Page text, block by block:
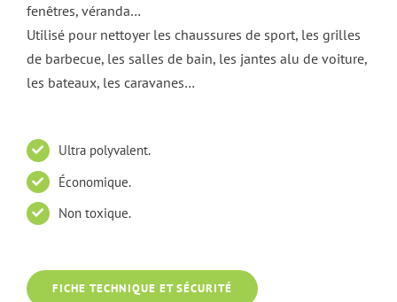
fenêtres, véranda…
Utilisé pour nettoyer les chaussures de sport, les grilles
de barbecue, les salles de bain, les jantes alu de voiture,
les bateaux, les caravanes…
Ultra polyvalent.
Économique.
Non toxique.
FICHE TECHNIQUE ET SÉCURITÉ